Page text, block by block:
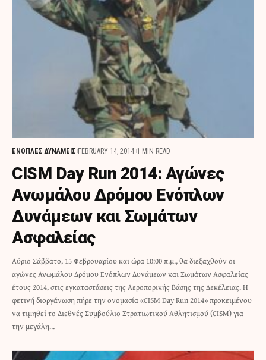
ΕΝΟΠΛΕΣ ΔΥΝΑΜΕΙΣ FEBRUARY 14, 2014 1 MIN READ
CISM Day Run 2014: Αγώνες
Ανωμάλου Δρόμου Ενόπλων
Δυνάμεων και Σωμάτων
Ασφαλείας
Αύριο Σάββατο, 15 Φεβρουαρίου και ώρα 10:00 π.μ., θα διεξαχθούν οι
αγώνες Ανωμάλου Δρόμου Ενόπλων Δυνάμεων και Σωμάτων Ασφαλείας
έτους 2014, στις εγκαταστάσεις της Αεροπορικής Βάσης της Δεκέλειας. Η
φετινή διοργάνωση πήρε την ονομασία «CISM Day Run 2014» προκειμένου
να τιμηθεί το Διεθνές Συμβούλιο Στρατιωτικού Αθλητισμού (CISM) για
την μεγάλη…